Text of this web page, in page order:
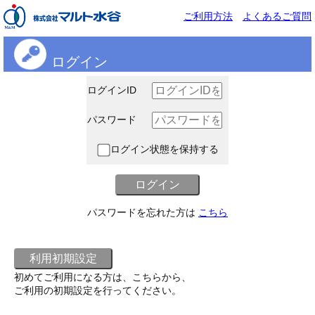
ご利用方法 よくあるご質問
ログイン
ログインID
パスワード
ログイン状態を保持する
パスワードを忘れた方は こちら
初めてご利用になる方は、こちらから、
ご利用の初期設定を行ってください。